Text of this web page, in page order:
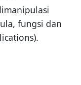
fungsi dan